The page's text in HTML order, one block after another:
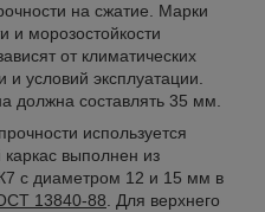
на сжатие. Марки
и морозостойкости
от климатических
и условий эксплуатации.
должна составлять 35 мм.
используется
выполнен из
с диаметром 12 и 15 мм в
13840-88. Для верхнего